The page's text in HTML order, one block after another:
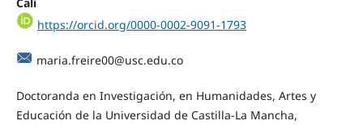
https://orcid.org/0000-0002-9091-1793
maria.freire00@usc.edu.co
Doctoranda en Investigación, en Humanidades, Artes y
Educación de la Universidad de Castilla-La Mancha,